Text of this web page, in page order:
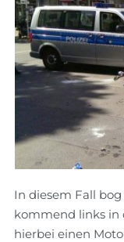
In diesem Fall
kommend links in
hierbei einen